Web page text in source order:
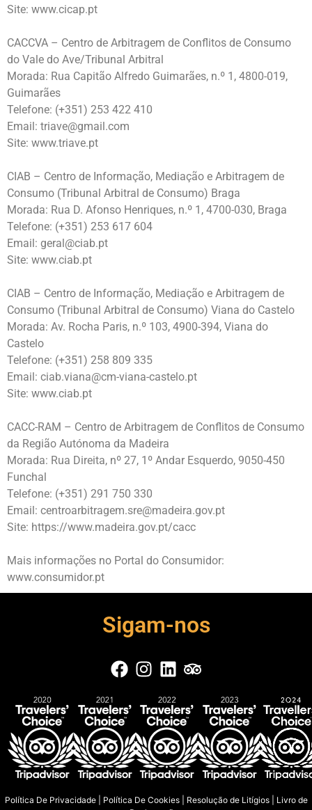
Site: www.cicap.pt
CACCVA – Centro de Arbitragem de Conflitos de Consumo
do Vale do Ave/Tribunal Arbitral
Morada: Rua Capitão Alfredo Guimarães, n.º 1, 4800-019,
Guimarães
Telefone: (+351) 253 422 410
Email: triave@gmail.com
Site: www.triave.pt
CIAB – Centro de Informação, Mediação e Arbitragem de
Consumo (Tribunal Arbitral de Consumo) Braga
Morada: Rua D. Afonso Henriques, n.º 1, 4700-030, Braga
Telefone: (+351) 253 617 604
Email: geral@ciab.pt
Site: www.ciab.pt
CIAB – Centro de Informação, Mediação e Arbitragem de
Consumo (Tribunal Arbitral de Consumo) Viana do Castelo
Morada: Av. Rocha Paris, n.º 103, 4900-394, Viana do
Castelo
Telefone: (+351) 258 809 335
Email: ciab.viana@cm-viana-castelo.pt
Site: www.ciab.pt
CACC-RAM – Centro de Arbitragem de Conflitos de Consumo
da Região Autónoma da Madeira
Morada: Rua Direita, nº 27, 1º Andar Esquerdo, 9050-450
Funchal
Telefone: (+351) 291 750 330
Email: centroarbitragem.sre@madeira.gov.pt
Site: https://www.madeira.gov.pt/cacc
Mais informações no Portal do Consumidor:
www.consumidor.pt
Sigam-nos
Política De Privacidade| Política De Cookies| Resolução de Litígios| Livro de